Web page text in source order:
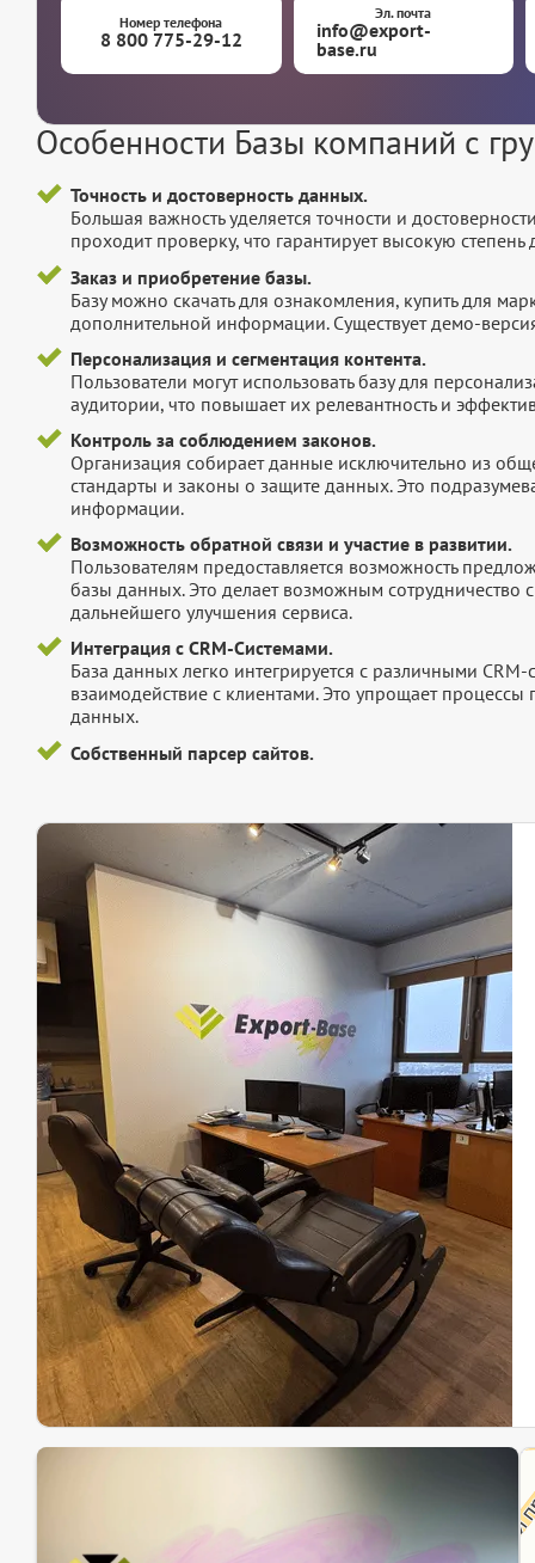
Номер телефона
8 800 775-29-12
Эл. почта
info@export-
base.ru
Особенности Базы компаний с
Точность и достоверность данных.
Большая важность уделяется точности и
проходит проверку, что гарантирует высокую
Заказ и приобретение базы.
Базу можно скачать для ознакомления, купить для
дополнительной информации. Существует демо-
Персонализация и сегментация контента.
Пользователи могут использовать базу для
аудитории, что повышает их релевантность и
Контроль за соблюдением законов.
Организация собирает данные исключительно из
стандарты и законы о защите данных. Это
информации.
Возможность обратной связи и участие в развитии.
Пользователям предоставляется возможность
базы данных. Это делает возможным сотрудничество
дальнейшего улучшения сервиса.
Интеграция с CRM-Системами.
База данных легко интегрируется с различными
взаимодействие с клиентами. Это упрощает
данных.
Собственный парсер сайтов.